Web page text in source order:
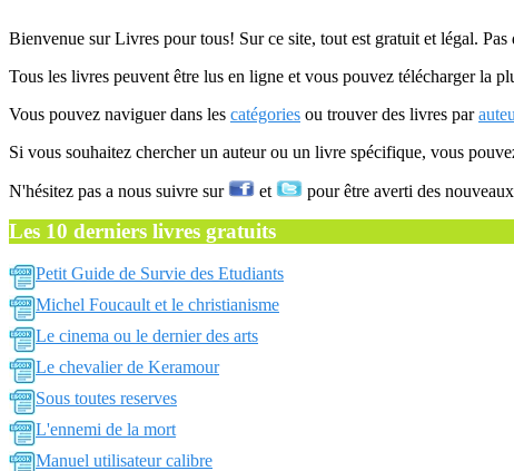
Bienvenue sur Livres pour tous! Sur ce site, tout est gratuit et légal.
Tous les livres peuvent être lus en ligne et vous pouvez télécharger la
Vous pouvez naviguer dans les catégories ou trouver des livres par
Si vous souhaitez chercher un auteur ou un livre spécifique, vous
N'hésitez pas a nous suivre sur et pour être averti des
Les 10 derniers livres gratuits
Petit Guide de Survie des Etudiants
Michel Foucault et le christianisme
Le cinema ou le dernier des arts
Le chevalier de Keramour
Sous toutes reserves
L'ennemi de la mort
Manuel utilisateur calibre